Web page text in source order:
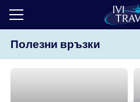
ТОП ОФЕРТИ
Полезни връзки